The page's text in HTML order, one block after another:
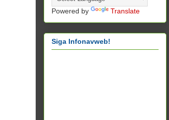
Powered by Translate
Siga Infonavweb!